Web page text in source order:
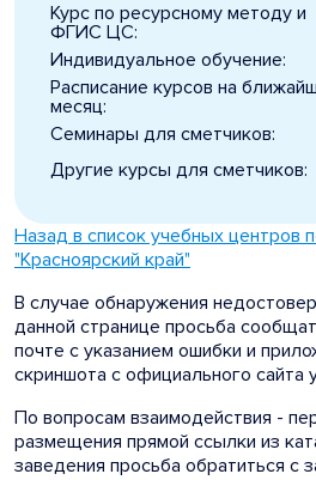
Курс по ресурсному методу и
ФГИС ЦС:
Индивидуальное обучение:
Расписание курсов на
месяц:
Семинары для сметчиков:
Другие курсы для сметчиков:
Назад в список учебных центров
"Красноярский край"
В случае обнаружения
данной странице просьба
почте с указанием ошибки и
скриншота с официального сайта
По вопросам взаимодействия -
размещения прямой ссылки из
заведения просьба обратиться с